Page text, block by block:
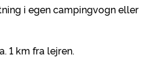
i egen campingvogn eller
1 km fra lejren.